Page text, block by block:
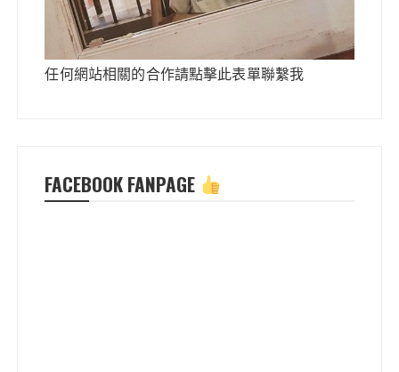
任何網站相關的合作請點擊此表單聯繫我
FACEBOOK FANPAGE